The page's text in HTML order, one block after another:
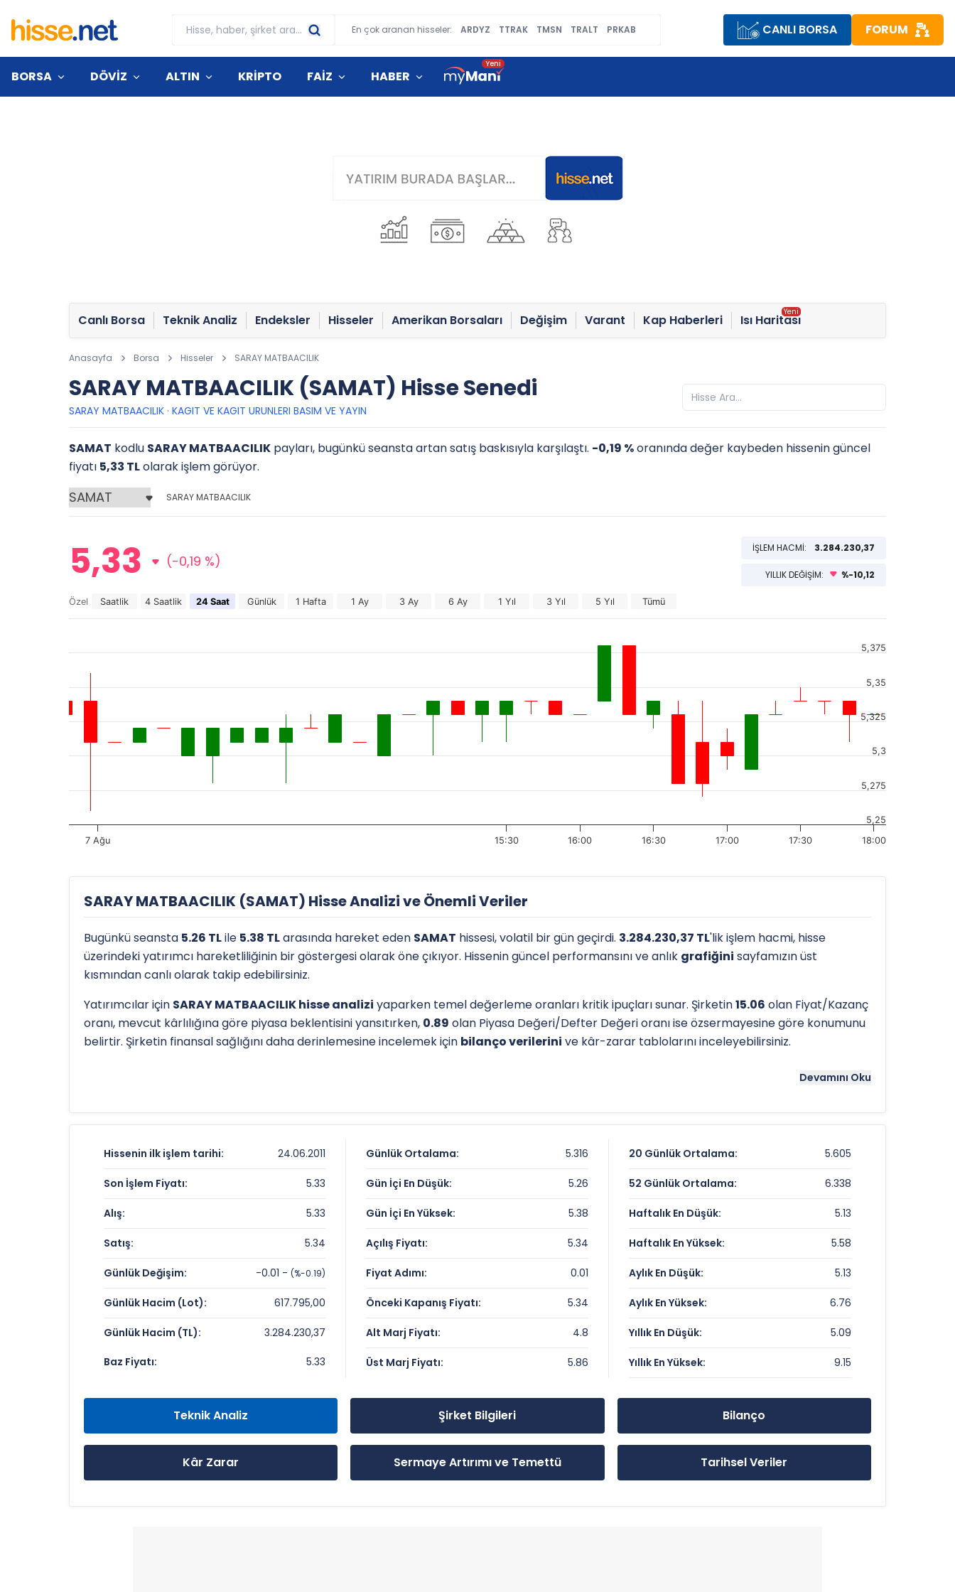
En çok aranan hisseler: ARDYZ TTRAK TMSN TRALT PRKAB CANLI BORSA FORUM
BORSA DÖVİZ ALTIN KRİPTO FAİZ HABER
Canlı Borsa Teknik Analiz Endeksler Hisseler Amerikan Borsaları Değişim Varant Kap Haberleri Isı Haritası
Anasayfa Borsa Hisseler SARAY MATBAACILIK
SARAY MATBAACILIK (SAMAT) Hisse Senedi
SARAY MATBAACILIK · KAGIT VE KAGIT URUNLERI BASIM VE YAYIN
SAMAT kodlu SARAY MATBAACILIK payları, bugünkü seansta artan satış baskısıyla karşılaştı. -0,19 %oranında değer kaybeden hissenin güncel
fiyatı 5,33 TLolarak işlem görüyor.
SARAY MATBAACILIK
5,33 (-0,19 %)
İŞLEM HACMİ: 3.284.230,37
YILLIK DEĞİŞİM: %-10,12
Özel Saatlik 4 Saatlik 24 Saat Günlük 1 Hafta 1 Ay 3 Ay 6 Ay 1 Yıl 3 Yıl 5 Yıl Tümü
7 Ağu 15:30 16:00 16:30 17:00 17:30 18:00
5,25
5,275
5,3
5,325
5,35
5,375
SARAY MATBAACILIK (SAMAT) Hisse Analizi ve Önemli Veriler
Bugünkü seansta 5.26 TLile 5.38 TLarasında hareket eden SAMAT hissesi, volatil bir gün geçirdi. 3.284.230,37 TL'lik işlem hacmi, hisse
üzerindeki yatırımcı hareketliliğinin bir göstergesi olarak öne çıkıyor. Hissenin güncel performansını ve anlık grafiğini sayfamızın üst
kısmından canlı olarak takip edebilirsiniz.
Yatırımcılar için SARAY MATBAACILIK hisse analizi yaparken temel değerleme oranları kritik ipuçları sunar. Şirketin15.06 olan Fiyat/Kazanç
oranı, mevcut kârlılığına göre piyasa beklentisini yansıtırken, 0.89 olan Piyasa Değeri/Defter Değeri oranı ise özsermayesine göre konumunu
belirtir. Şirketin finansal sağlığını daha derinlemesine incelemek için bilanço verilerini ve kâr-zarar tablolarını inceleyebilirsiniz.
göstergeleri önemli bir araçtır. Hissenin9.15
detaylı indikatör analizlerineteknik analiz sayfamızdanulaşabilirsiniz.
SARAY MATBAACILIK Fiyat ve Getiri Karnesi
Anlık Fiyat:
5,33 TL
Günlük Değişim:
-0,19%
Yıllık Getiri:
SARAY MATBAACILIK Değerleme Çarpanları
Fiyat/Kazanç (F/K):
15.06
Piyasa Değeri/Defter Değeri (PD/DD):
0.89
SARAY MATBAACILIK Rekorlar ve Önemli Seviyeler
5.38 TL
Son 1 Yılın Dibi:
5.09 TL
Devamını Oku
Hissenin ilk işlem tarihi: 24.06.2011
Son İşlem Fiyatı: 5.33
Alış: 5.33
Satış: 5.34
Günlük Değişim: -0.01 -(%-0.19)
Günlük Hacim (Lot): 617.795,00
Günlük Hacim (TL): 3.284.230,37
Baz Fiyatı: 5.33
Günlük Ortalama: 5.316
Gün İçi En Düşük: 5.26
Gün İçi En Yüksek: 5.38
Açılış Fiyatı: 5.34
Fiyat Adımı: 0.01
Önceki Kapanış Fiyatı: 5.34
Alt Marj Fiyatı: 4.8
Üst Marj Fiyatı: 5.86
20 Günlük Ortalama: 5.605
52 Günlük Ortalama: 6.338
Haftalık En Düşük: 5.13
Haftalık En Yüksek: 5.58
Aylık En Düşük: 5.13
Aylık En Yüksek: 6.76
Yıllık En Düşük: 5.09
Yıllık En Yüksek: 9.15
Teknik Analiz Şirket Bilgileri Bilanço
Kâr Zarar Sermaye Artırımı ve Temettü Tarihsel Veriler